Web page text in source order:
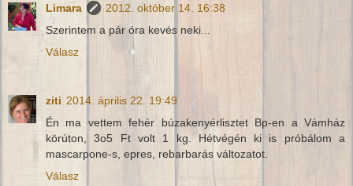
Limara
2012. október 14. 16:38
Szerintem a pár óra kevés neki...
Válasz
ziti 2014. április 22. 19:49
Én ma vettem fehér búzakenyérlisztet Bp-en a Vámház
körúton, 3o5 Ft volt 1 kg. Hétvégén ki is próbálom a
mascarpone-s, epres, rebarbarás változatot.
Válasz